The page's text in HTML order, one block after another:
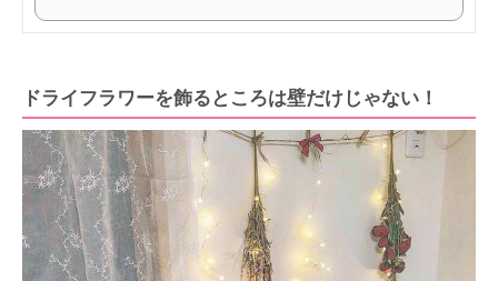
ドライフラワーを飾るところは壁だけじゃない！